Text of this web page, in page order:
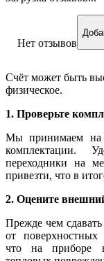
Нет отзывов
Счёт может быть
физическое.
1. Проверьте
Мы принимаем на
комплектации.
переходники на
привезти, что в
2. Оцените
Прежде чем
от поверхностных
что на приборе